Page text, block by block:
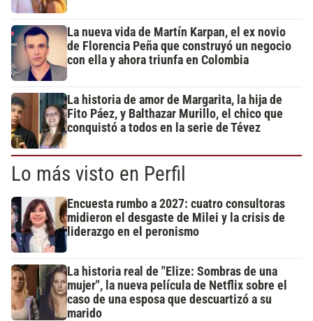
La nueva vida de Martín Karpan, el ex novio
de Florencia Peña que construyó un negocio
con ella y ahora triunfa en Colombia
La historia de amor de Margarita, la hija de
Fito Páez, y Balthazar Murillo, el chico que
conquistó a todos en la serie de Tévez
Lo más visto en Perfil
Encuesta rumbo a 2027: cuatro consultoras
midieron el desgaste de Milei y la crisis de
liderazgo en el peronismo
La historia real de "Elize: Sombras de una
mujer", la nueva película de Netflix sobre el
caso de una esposa que descuartizó a su
marido